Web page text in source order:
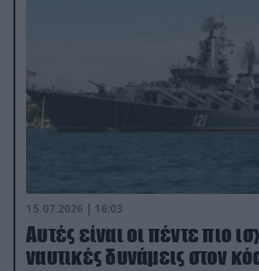
15.07.2026 | 16:03
Aυτές είναι οι πέντε πιο
ναυτικές δυνάμεις στον